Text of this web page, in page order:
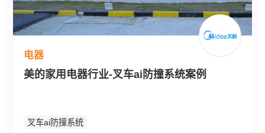
电器
美的家用电器行业-叉车ai防撞系统案例
叉车ai防撞系统